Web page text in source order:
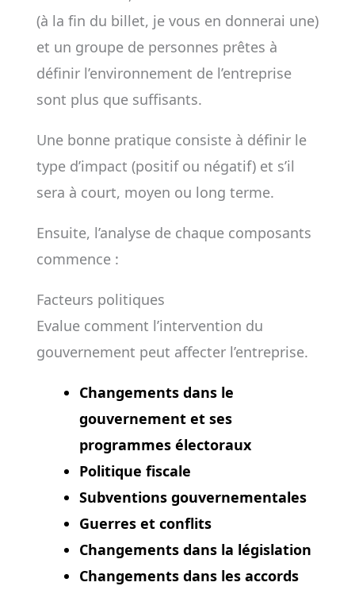
(à la fin du billet, je vous en donnerai une)
et un groupe de personnes prêtes à
définir l’environnement de l’entreprise
sont plus que suffisants.
Une bonne pratique consiste à définir le
type d’impact (positif ou négatif) et s’il
sera à court, moyen ou long terme.
Ensuite, l’analyse de chaque composants
commence :
Facteurs politiques
Evalue comment l’intervention du
gouvernement peut affecter l’entreprise.
Changements dans le
gouvernement et ses
programmes électoraux
Politique fiscale
Subventions gouvernementales
Guerres et conflits
Changements dans la législation
Changements dans les accords